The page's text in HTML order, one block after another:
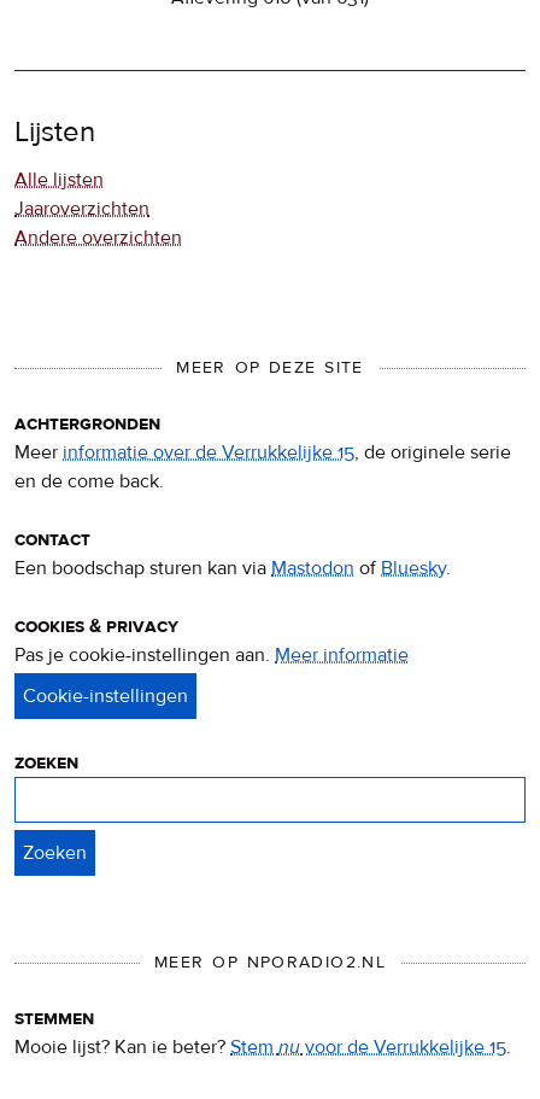
Lijsten
Alle lijsten
Jaaroverzichten
Andere overzichten
MEER OP DEZE SITE
achtergronden
Meer informatie over de Verrukkelijke 15, de originele serie
en de come back.
contact
Een boodschap sturen kan via Mastodon ofBluesky.
cookies & privacy
Pas je cookie-instellingen aan. Meer informatie
zoeken
MEER OP NPORADIO2.NL
stemmen
Mooie lijst? Kan ie beter? Stemnuvoor de Verrukkelijke 15.